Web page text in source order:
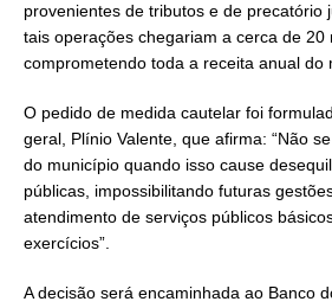
provenientes de tributos e de precatório
tais operações chegariam a cerca de 20
comprometendo toda a receita anual do
O pedido de medida cautelar foi
geral, Plínio Valente, que afirma: “Não
do município quando isso cause
públicas, impossibilitando futuras
atendimento de serviços públicos
exercícios”.
A decisão será encaminhada ao Banco